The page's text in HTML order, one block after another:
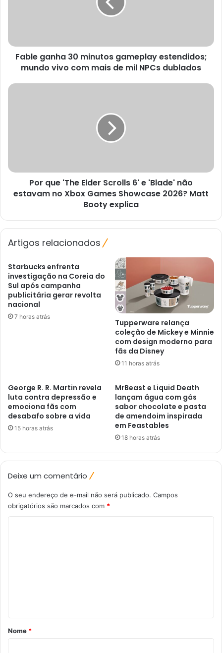
com
mais
NPCs
Fable ganha 30 minutos gameplay estendidos;
mundo vivo com mais de mil NPCs dublados
Por
não
estavam
no
Showcase
Matt
explica
Por que 'The Elder Scrolls 6' e 'Blade' não
estavam no Xbox Games Showcase 2026? Matt
Booty explica
Artigos relacionados
Starbucks enfrenta
investigação na Coreia do
Sul após campanha
publicitária gerar revolta
nacional
7 horas atrás
Tupperware relança
coleção de Mickey e Minnie
com design moderno para
fãs da Disney
11 horas atrás
George R. R. Martin revela
luta contra depressão e
emociona fãs com
desabafo sobre a vida
15 horas atrás
MrBeast e Liquid Death
lançam água com gás
sabor chocolate e pasta
de amendoim inspirada
em Feastables
18 horas atrás
Deixe um comentário
O seu endereço de e-mail não será publicado. Campos
obrigatórios são marcados com *
rNome *